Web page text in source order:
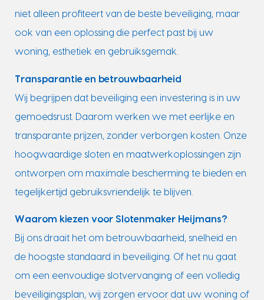
niet alleen profiteert van de beste beveiliging, maar
ook van een oplossing die perfect past bij uw
woning, esthetiek en gebruiksgemak.
Transparantie en betrouwbaarheid
Wij begrijpen dat beveiliging een investering is in uw
gemoedsrust. Daarom werken we met eerlijke en
transparante prijzen, zonder verborgen kosten. Onze
hoogwaardige sloten en maatwerkoplossingen zijn
ontworpen om maximale bescherming te bieden en
tegelijkertijd gebruiksvriendelijk te blijven.
Waarom kiezen voor Slotenmaker Heijmans?
Bij ons draait het om betrouwbaarheid, snelheid en
de hoogste standaard in beveiliging. Of het nu gaat
om een eenvoudige slotvervanging of een volledig
beveiligingsplan, wij zorgen ervoor dat uw woning of